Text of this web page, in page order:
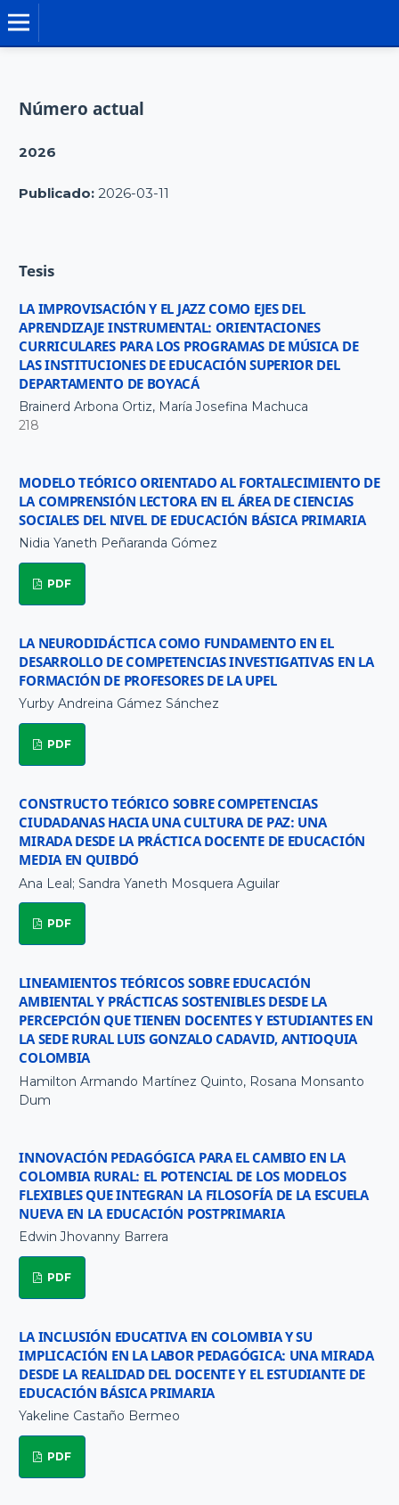
Número actual
2026
Publicado:2026-03-11
Tesis
LA IMPROVISACIÓN Y EL JAZZ COMO EJES DEL
APRENDIZAJE INSTRUMENTAL: ORIENTACIONES
CURRICULARES PARA LOS PROGRAMAS DE MÚSICA DE
LAS INSTITUCIONES DE EDUCACIÓN SUPERIOR DEL
DEPARTAMENTO DE BOYACÁ
Brainerd Arbona Ortiz, María Josefina Machuca
218
MODELO TEÓRICO ORIENTADO AL FORTALECIMIENTO DE
LA COMPRENSIÓN LECTORA EN EL ÁREA DE CIENCIAS
SOCIALES DEL NIVEL DE EDUCACIÓN BÁSICA PRIMARIA
Nidia Yaneth Peñaranda Gómez
PDF
LA NEURODIDÁCTICA COMO FUNDAMENTO EN EL
DESARROLLO DE COMPETENCIAS INVESTIGATIVAS EN LA
FORMACIÓN DE PROFESORES DE LA UPEL
Yurby Andreina Gámez Sánchez
PDF
CONSTRUCTO TEÓRICO SOBRE COMPETENCIAS
CIUDADANAS HACIA UNA CULTURA DE PAZ: UNA
MIRADA DESDE LA PRÁCTICA DOCENTE DE EDUCACIÓN
MEDIA EN QUIBDÓ
Ana Leal; Sandra Yaneth Mosquera Aguilar
PDF
LINEAMIENTOS TEÓRICOS SOBRE EDUCACIÓN
AMBIENTAL Y PRÁCTICAS SOSTENIBLES DESDE LA
PERCEPCIÓN QUE TIENEN DOCENTES Y ESTUDIANTES EN
LA SEDE RURAL LUIS GONZALO CADAVID, ANTIOQUIA
COLOMBIA
Hamilton Armando Martínez Quinto, Rosana Monsanto
Dum
INNOVACIÓN PEDAGÓGICA PARA EL CAMBIO EN LA
COLOMBIA RURAL: EL POTENCIAL DE LOS MODELOS
FLEXIBLES QUE INTEGRAN LA FILOSOFÍA DE LA ESCUELA
NUEVA EN LA EDUCACIÓN POSTPRIMARIA
Edwin Jhovanny Barrera
PDF
LA INCLUSIÓN EDUCATIVA EN COLOMBIA Y SU
IMPLICACIÓN EN LA LABOR PEDAGÓGICA: UNA MIRADA
DESDE LA REALIDAD DEL DOCENTE Y EL ESTUDIANTE DE
EDUCACIÓN BÁSICA PRIMARIA
Yakeline Castaño Bermeo
PDF